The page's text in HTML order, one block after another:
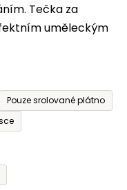
Tečka za
uměleckým
Pouze srolované plátno